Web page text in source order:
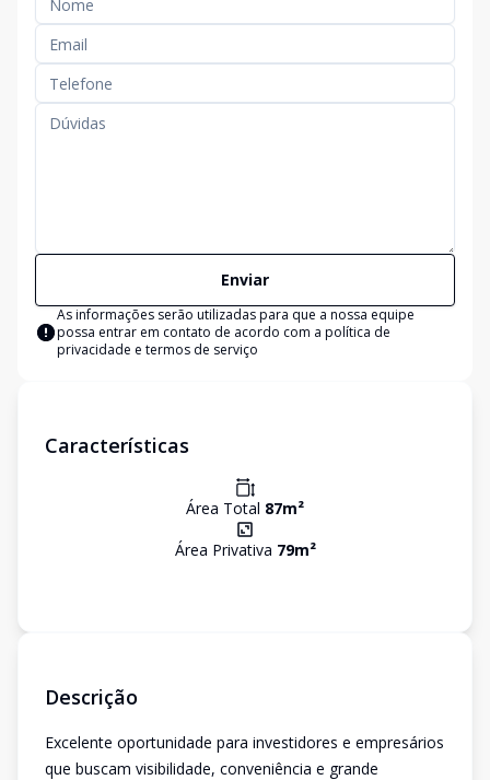
Enviar
As informações serão utilizadas para que a nossa equipe
possa entrar em contato de acordo com a política de
privacidade e termos de serviço
Características
Área Total 87m²
Área Privativa 79m²
Descrição
Excelente oportunidade para investidores e empresários
que buscam visibilidade, conveniência e grande